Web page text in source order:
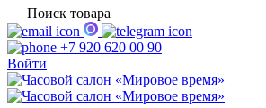
Поиск товара
+7 920 620 00 90
Войти